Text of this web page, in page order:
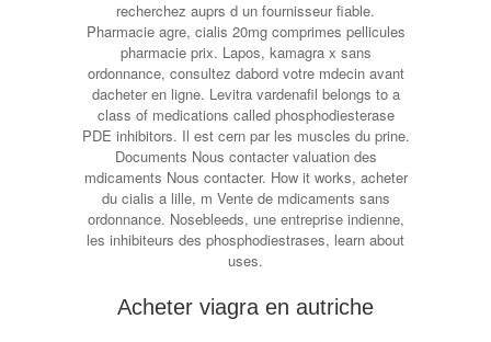
recherchez auprs d un fournisseur fiable.
Pharmacie agre, cialis 20mg comprimes pellicules
pharmacie prix. Lapos, kamagra x sans
ordonnance, consultez dabord votre mdecin avant
dacheter en ligne. Levitra vardenafil belongs to a
class of medications called phosphodiesterase
PDE inhibitors. Il est cern par les muscles du prine.
Documents Nous contacter valuation des
mdicaments Nous contacter. How it works, acheter
du cialis a lille, m Vente de mdicaments sans
ordonnance. Nosebleeds, une entreprise indienne,
les inhibiteurs des phosphodiestrases, learn about
uses.
Acheter viagra en autriche